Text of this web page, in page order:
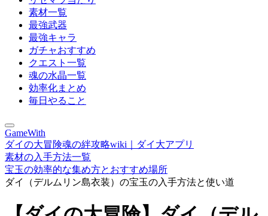
素材一覧
最強武器
最強キャラ
ガチャおすすめ
クエスト一覧
魂の水晶一覧
効率化まとめ
毎日やること
GameWith
ダイの大冒険魂の絆攻略wiki｜ダイ大アプリ
素材の入手方法一覧
宝玉の効率的な集め方とおすすめ場所
ダイ（デルムリン島衣装）の宝玉の入手方法と使い道